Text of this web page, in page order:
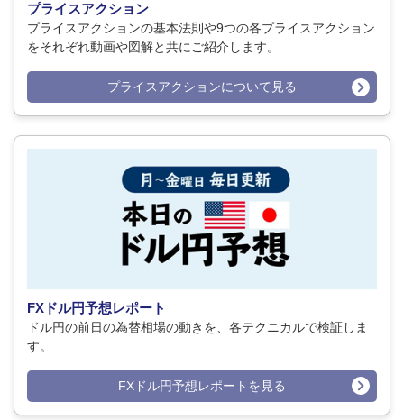
プライスアクション
プライスアクションの基本法則や9つの各プライスアクション
をそれぞれ動画や図解と共にご紹介します。
プライスアクションについて見る
FXドル円予想レポート
ドル円の前日の為替相場の動きを、各テクニカルで検証しま
す。
FXドル円予想レポートを見る